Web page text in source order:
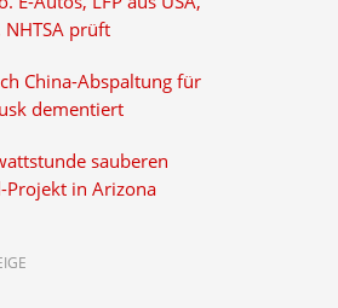
NHTSA prüft
China-Abspaltung für
dementiert
sauberen
Projekt in Arizona